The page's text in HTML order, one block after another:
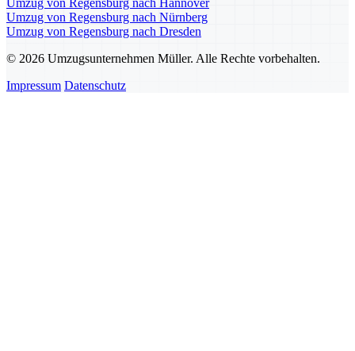
Umzug von Regensburg nach Hannover
Umzug von Regensburg nach Nürnberg
Umzug von Regensburg nach Dresden
© 2026 Umzugsunternehmen Müller. Alle Rechte vorbehalten.
Impressum Datenschutz